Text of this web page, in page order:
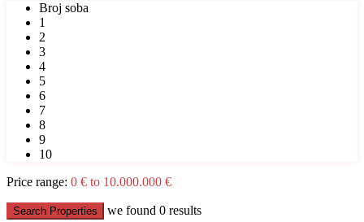
Broj soba
1
2
3
4
5
6
7
8
9
10
Price range: 0 € to 10.000.000 €
Search Properties we found 0 results